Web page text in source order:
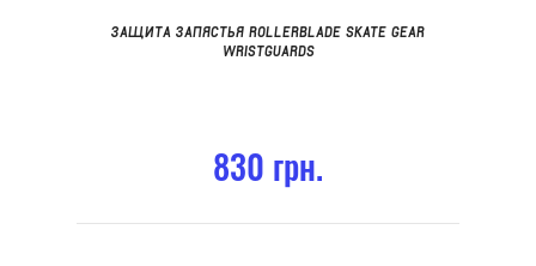
ЗАЩИТА ЗАПЯСТЬЯ ROLLERBLADE SKATE GEAR
WRISTGUARDS
830 грн.